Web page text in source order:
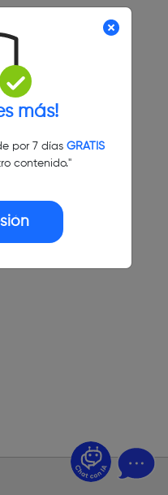
más!
por 7 días GRATIS
contenido."